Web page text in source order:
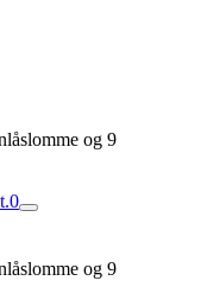
og 9
0
og 9